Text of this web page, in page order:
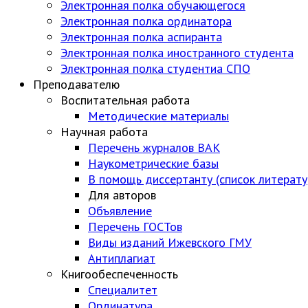
Электронная полка обучающегося
Электронная полка ординатора
Электронная полка аспиранта
Электронная полка иностранного студента
Электронная полка студентиа СПО
Преподавателю
Воспитательная работа
Методические материалы
Научная работа
Перечень журналов ВАК
Наукометрические базы
В помощь диссертанту (список
Для авторов
Объявление
Перечень ГОСТов
Виды изданий Ижевского ГМУ
Антиплагиат
Книгообеспеченность
Специалитет